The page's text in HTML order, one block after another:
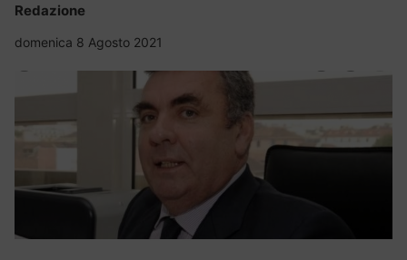
Redazione
domenica 8 Agosto 2021